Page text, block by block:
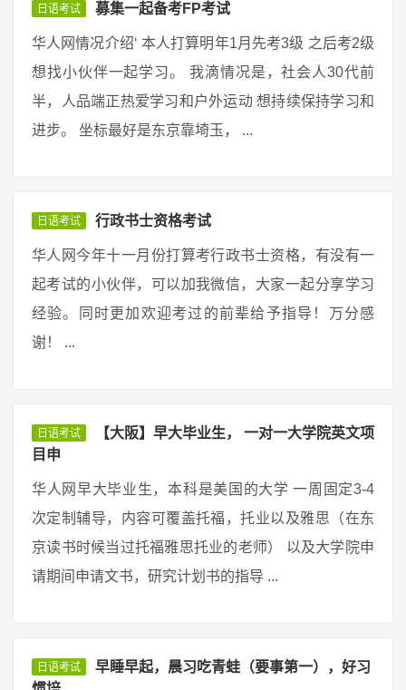
日语考试 募集一起备考FP考试
华人网情况介绍‘ 本人打算明年1月先考3级 之后考2级
想找小伙伴一起学习。 我滴情况是，社会人30代前
半，人品端正热爱学习和户外运动 想持续保持学习和
进步。 坐标最好是东京靠埼玉， ...
日语考试 行政书士资格考试
华人网今年十一月份打算考行政书士资格，有没有一
起考试的小伙伴，可以加我微信，大家一起分享学习
经验。同时更加欢迎考过的前辈给予指导！万分感
谢！ ...
日语考试
【大阪】早大毕业生， 一对一大学院英文项
目申
华人网早大毕业生，本科是美国的大学 一周固定3-4
次定制辅导，内容可覆盖托福，托业以及雅思（在东
京读书时候当过托福雅思托业的老师） 以及大学院申
请期间申请文书，研究计划书的指导 ...
日语考试
早睡早起，晨习吃青蛙（要事第一），好习